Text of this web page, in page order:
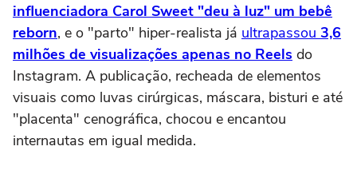
influenciadora Carol Sweet "deu à luz" um bebê
reborn, e o "parto" hiper-realista já ultrapassou 3,6
milhões de visualizações apenas no Reels do
Instagram. A publicação, recheada de elementos
visuais como luvas cirúrgicas, máscara, bisturi e até
"placenta" cenográfica, chocou e encantou
internautas em igual medida.